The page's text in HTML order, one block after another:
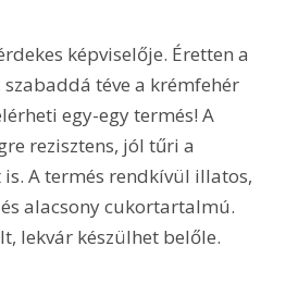
téve a krémfehér
egy-egy termés! A
rezisztens, jól tűri a
A termés rendkívül illatos,
alacsony cukortartalmú.
lekvár készülhet belőle.